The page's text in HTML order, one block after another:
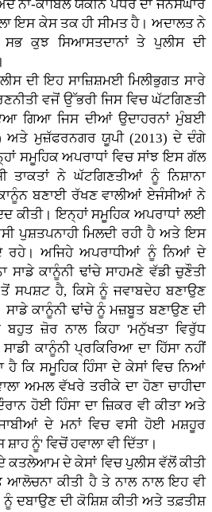
ਨਾ-ਕਾਬਿਲੇ ਯਕੀਨ ਪੱਧਰ ਦਾ ਜਨਸੰਘਾਰ
ਇਸ ਕੇਸ ਤਕ ਹੀ ਸੀਮਤ ਹੈ। ਅਦਾਲਤ ਨੇ
ਕੁਝ ਸਿਆਸਤਦਾਨਾਂ ਤੇ ਪੁਲੀਸ ਦੀ
ਦੀ ਇਹ ਸਾਜ਼ਿਸ਼ਮਈ ਮਿਲੀਭੁਗਤ ਸਾਰੇ
ਵਜੋਂ ਉੱਭਰੀ ਜਿਸ ਵਿਚ ਘੱਟਗਿਣਤੀ
ਗਿਆ ਜਿਸ ਦੀਆਂ ਉਦਾਹਰਨਾਂ ਮੁੰਬਈ
ਅਤੇ ਮੁਜ਼ੱਫਰਨਗਰ ਯੂਪੀ (2013) ਦੇ ਦੰਗੇ
ਸਮੂਹਿਕ ਅਪਰਾਧਾਂ ਵਿਚ ਸਾਂਝ ਇਸ ਗੱਲ
ਤਾਕਤਾਂ ਨੇ ਘੱਟਗਿਣਤੀਆਂ ਨੂੰ ਨਿਸ਼ਾਨਾ
ਬਣਾਈ ਰੱਖਣ ਵਾਲੀਆਂ ਏਜੰਸੀਆਂ ਨੇ
ਕੀਤੀ। ਇਨ੍ਹਾਂ ਸਮੂਹਿਕ ਅਪਰਾਧਾਂ ਲਈ
ਪੁਸ਼ਤਪਨਾਹੀ ਮਿਲਦੀ ਰਹੀ ਹੈ ਅਤੇ ਇਸ
ਰਹੇ। ਅਜਿਹੇ ਅਪਰਾਧੀਆਂ ਨੂੰ ਨਿਆਂ ਦੇ
ਸਾਡੇ ਕਾਨੂੰਨੀ ਢਾਂਚੇ ਸਾਹਮਣੇ ਵੱਡੀ ਚੁਣੌਤੀ
ਸਪਸ਼ਟ ਹੈ, ਕਿਸੇ ਨੂੰ ਜਵਾਬਦੇਹ ਬਣਾਉਣ
ਕਾਨੂੰਨੀ ਢਾਂਚੇ ਨੂੰ ਮਜ਼ਬੂਤ ਬਣਾਉਣ ਦੀ
ਜ਼ੋਰ ਨਾਲ ਕਿਹਾ 'ਮਨੁੱਖਤਾ ਵਿਰੁੱਧ
ਕਾਨੂੰਨੀ ਪ੍ਰਕਿਰਿਆ ਦਾ ਹਿੱਸਾ ਨਹੀਂ
ਕਿ ਸਮੂਹਿਕ ਹਿੰਸਾ ਦੇ ਕੇਸਾਂ ਵਿਚ ਨਿਆਂ
ਅਮਲ ਵੱਖਰੇ ਤਰੀਕੇ ਦਾ ਹੋਣਾ ਚਾਹੀਦਾ
ਹੋਈ ਹਿੰਸਾ ਦਾ ਜ਼ਿਕਰ ਵੀ ਕੀਤਾ ਅਤੇ
ਦੇ ਮਨਾਂ ਵਿਚ ਵਸੀ ਹੋਈ ਮਸ਼ਹੂਰ
ਨੂੰ' ਵਿਚੋਂ ਹਵਾਲਾ ਵੀ ਦਿੱਤਾ।
ਦੇ ਕੇਸਾਂ ਵਿਚ ਪੁਲੀਸ ਵੱਲੋਂ ਕੀਤੀ
ਕੀਤੀ ਹੈ ਤੇ ਨਾਲ ਨਾਲ ਇਹ ਵੀ
ਨੂੰ ਦਬਾਉਣ ਦੀ ਕੋਸ਼ਿਸ਼ ਕੀਤੀ ਅਤੇ ਤਫ਼ਤੀਸ਼